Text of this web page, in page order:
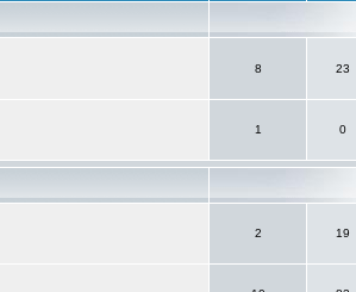
8 23
1 0
2 19